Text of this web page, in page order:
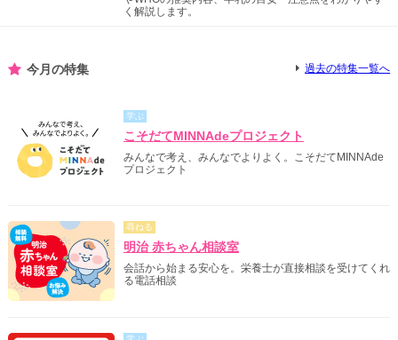
く解説します。
今月の特集 過去の特集一覧へ
学ぶ
こそだてMINNAdeプロジェクト
みんなで考え、みんなでよりよく。こそだてMINNAde
プロジェクト
尋ねる
明治 赤ちゃん相談室
会話から始まる安心を。栄養士が直接相談を受けてくれ
る電話相談